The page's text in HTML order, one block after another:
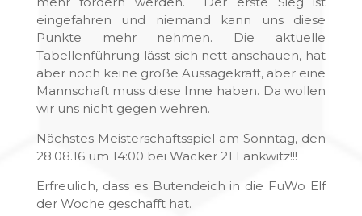
eingefahren und niemand kann uns diese
Punkte mehr nehmen. Die aktuelle
Tabellenführung lässt sich nett anschauen, hat
aber noch keine große Aussagekraft, aber eine
Mannschaft muss diese Inne haben. Da wollen
wir uns nicht gegen wehren.
Nächstes Meisterschaftsspiel am Sonntag, den
28.08.16 um 14:00 bei Wacker 21 Lankwitz!!!
Erfreulich, dass es Butendeich in die FuWo Elf
der Woche geschafft hat.